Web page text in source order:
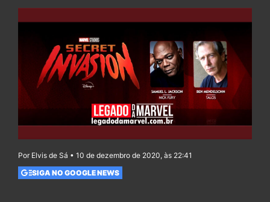
Por Elvis de Sá • 10 de dezembro de 2020, às 22:41
SIGA NO GOOGLE NEWS